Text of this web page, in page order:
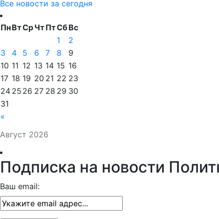
Все новости за сегодня
Август 2026
ПнВтСрЧтПтСбВс
«
1
2
3
4 5 6 7 8
9
10 11 12 13 14 15 16
17 18 19 20 21 22 23
24 25 26 27 28 29 30
31
Подписка на новости
Ваш email: